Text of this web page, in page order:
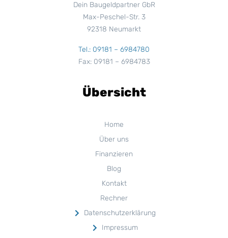
Dein Baugeldpartner GbR
Max-Peschel-Str. 3
92318 Neumarkt
Tel.: 09181 – 6984780
Fax: 09181 – 6984783
Übersicht
Home
Über uns
Finanzieren
Blog
Kontakt
Rechner
Datenschutzerklärung
Impressum